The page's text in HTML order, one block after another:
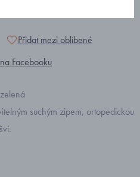
Přidat mezi oblíbené
Facebooku
suchým zipem, ortopedickou